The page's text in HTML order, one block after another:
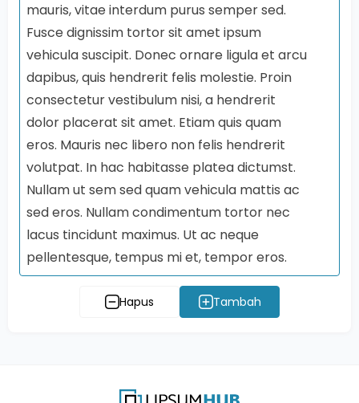
mauris, vitae interdum purus semper sed.
Fusce dignissim tortor sit amet ipsum
vehicula suscipit. Donec ornare ligula et arcu
dapibus, quis hendrerit felis molestie. Proin
consectetur vestibulum nisi, a hendrerit
dolor placerat sit amet. Etiam quis quam
eros. Mauris nec libero non felis hendrerit
volutpat. In hac habitasse platea dictumst.
Nullam ut sem sed quam vehicula mattis ac
sed eros. Nullam condimentum tortor nec
lacus tincidunt maximus. Ut ac neque
pellentesque, tempus mi et, tempor eros.
Hapus Tambah